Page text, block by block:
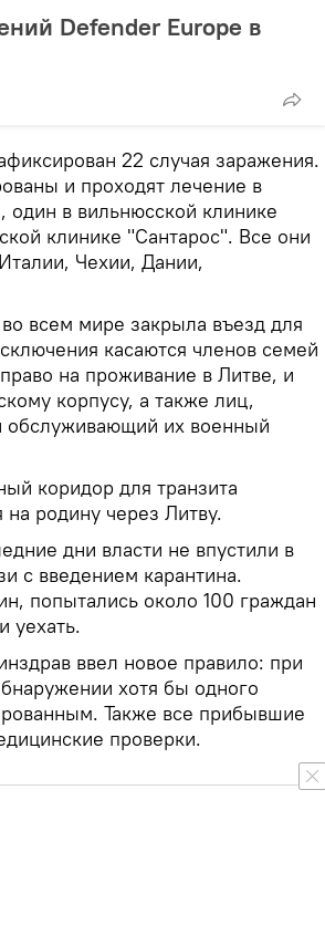
Defender Europe в
22 случая заражения.
и проходят лечение в
один в вильнюсской клинике
клинике "Сантарос". Все они
Чехии, Дании,
всем мире закрыла въезд для
касаются членов семей
на проживание в Литве, и
корпусу, а также лиц,
обслуживающий их военный
коридор для транзита
родину через Литву.
дни власти не впустили в
с введением карантина.
попытались около 100 граждан
уехать.
ввел новое правило: при
хотя бы одного
Также все прибывшие
проверки.